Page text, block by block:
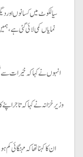
سیالکوٹ میں کسانوں اور
نمایاں کمی لائی گئی ہے،
انہوں نے کہا کہ خیرات سے
وزیر خزانہ نے کہا کہ تاجر